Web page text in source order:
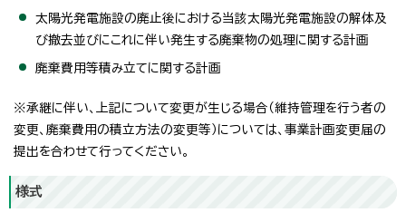
太陽光発電施設の廃止後における当該太陽光発電施設の解体及
び撤去並びにこれに伴い発生する廃棄物の処理に関する計画
廃棄費用等積み立てに関する計画
※承継に伴い、上記について変更が生じる場合（維持管理を行う者の
変更、廃棄費用の積立方法の変更等）については、事業計画変更届の
提出を合わせて行ってください。
様式